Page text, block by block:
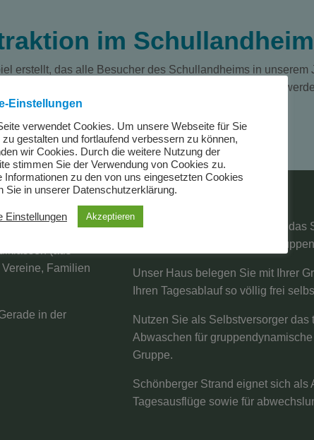
im
erstellt, das alle Besucher des Schullandheims in
und kann von den Gruppen völlig eigenständig gespielt
entsprechenden Umschlag überreichen.
(aus
Familien
in der
Vier Gründe
Direkt am Ostsee-Strand bietet
Lage für Ihre Klassen- oder
Unser Haus belegen Sie mit Ihrer
Ihren Tagesablauf so völlig frei
Nutzen Sie als Selbstversorger
Abwaschen für
Gruppe.
Schönberger Strand eignet sich als
Tagesausflüge sowie für
Einstellungen
verwendet Cookies. Um unsere Webseite für Sie
zu gestalten und fortlaufend verbessern zu können,
wir Cookies. Durch die weitere Nutzung der
stimmen Sie der Verwendung von Cookies zu.
Informationen zu den von uns eingesetzten Cookies
Sie in unserer Datenschutzerklärung.
Einstellungen Akzeptieren